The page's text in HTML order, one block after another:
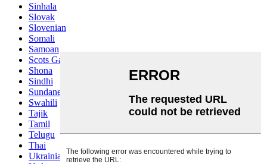
Sinhala
Slovak
Slovenian
Somali
Samoan
Scots Gaelic
Shona
Sindhi
Sundanese
Swahili
Tajik
Tamil
Telugu
Thai
Ukrainian